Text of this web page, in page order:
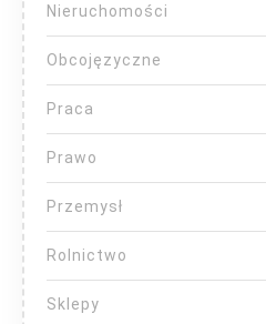
Nieruchomości
Obcojęzyczne
Praca
Prawo
Przemysł
Rolnictwo
Sklepy